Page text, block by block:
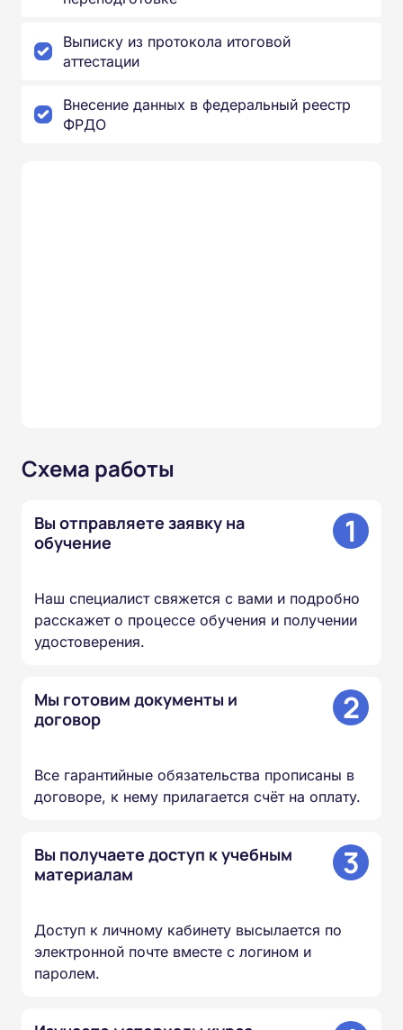
Выписку из протокола итоговой
аттестации
Внесение данных в федеральный реестр
ФРДО
Схема работы
Вы отправляете заявку на
обучение
1
Наш специалист свяжется с вами и подробно
расскажет о процессе обучения и получении
удостоверения.
Мы готовим документы и
договор
2
Все гарантийные обязательства прописаны в
договоре, к нему прилагается счёт на оплату.
Вы получаете доступ к учебным
материалам
3
Доступ к личному кабинету высылается по
электронной почте вместе с логином и
паролем.